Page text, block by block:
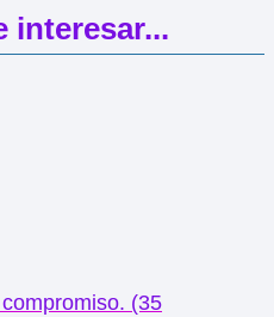
interesar...
(35